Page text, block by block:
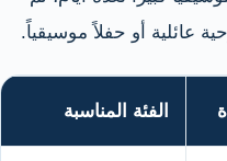
عائلية أو حفلاً موسيقياً.
الفئة المناسبة